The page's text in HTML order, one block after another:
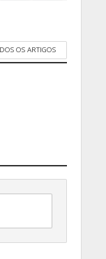
OS ARTIGOS